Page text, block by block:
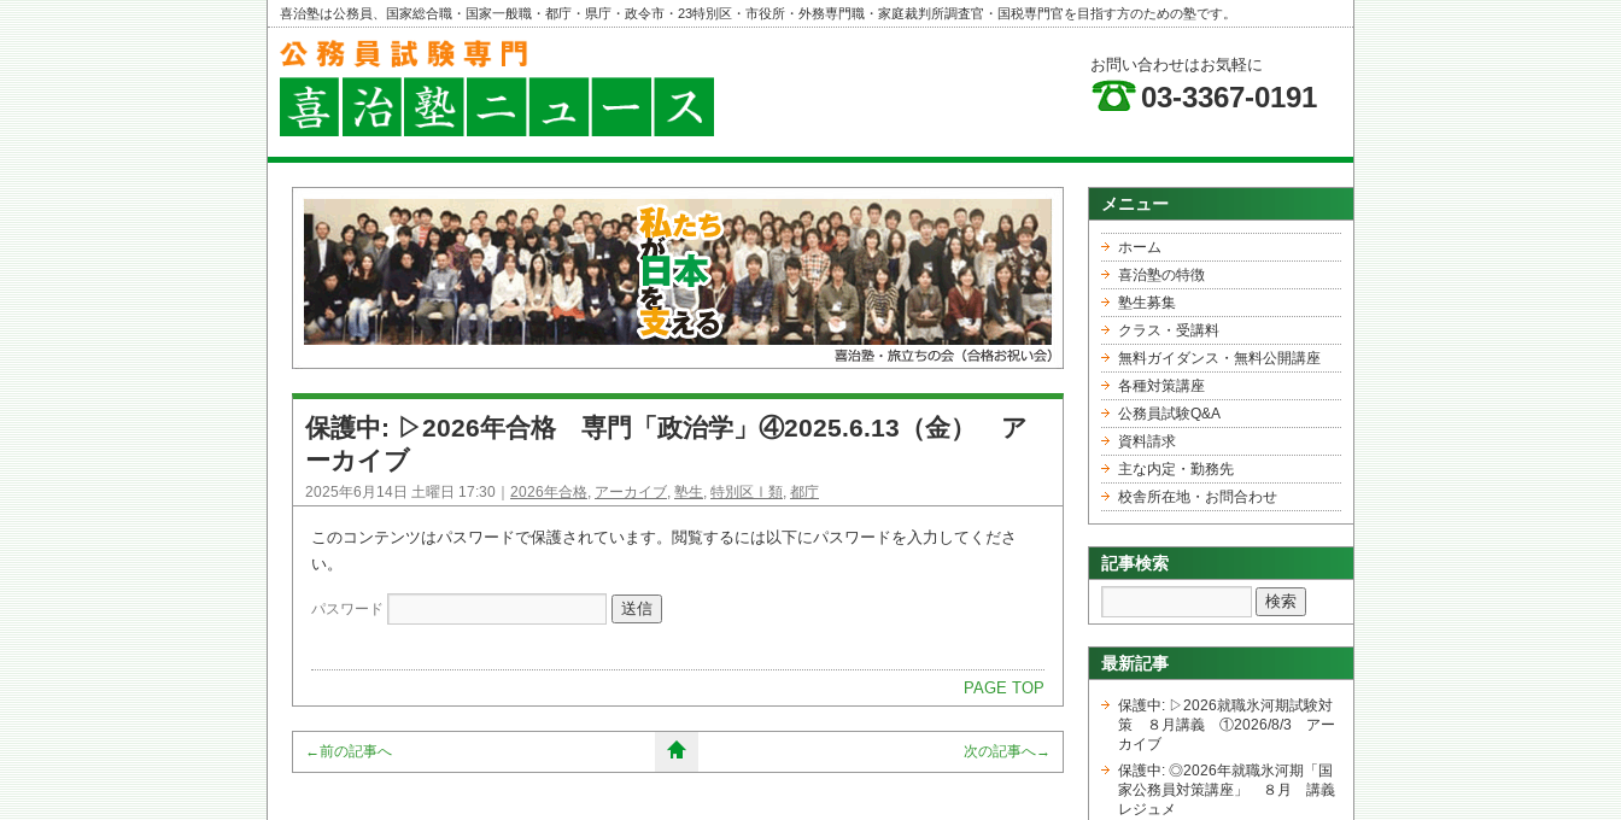
喜治塾は公務員、国家総合職・国家一般職・都庁・県庁・政令市・23特別区・市役所・外務専門職・家庭裁判所調査官・国税専門官を目指す方のための塾です。
お問い合わせはお気軽に
03-3367-0191
保護中: ▷2026年合格 専門「政治学」④2025.6.13（金） ア
ーカイブ
2025年6月14日 土曜日 17:30｜ 2026年合格, アーカイブ, 塾生, 特別区Ⅰ類, 都庁
このコンテンツはパスワードで保護されています。閲覧するには以下にパスワードを入力してくださ
い。
パスワード
PAGE TOP
←前の記事へ 次の記事へ→
メニュー
ホーム
喜治塾の特徴
塾生募集
クラス・受講料
無料ガイダンス・無料公開講座
各種対策講座
公務員試験Q&A
資料請求
主な内定・勤務先
校舎所在地・お問合わせ
記事検索
最新記事
保護中: ▷2026就職氷河期試験対
策 ８月講義 ①2026/8/3 アー
カイブ
保護中: ◎2026年就職氷河期「国
家公務員対策講座」 ８月 講義
レジュメ